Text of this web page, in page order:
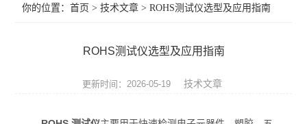
你的位置：首页 >技术文章 > ROHS测试仪选型及应用指南
ROHS测试仪选型及应用指南
更新时间：2026-05-19 技术文章